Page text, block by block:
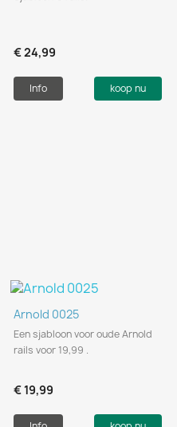
€ 24,99
Info koop nu
Arnold 0025
Een sjabloon voor oude Arnold
rails voor 19,99 .
€ 19,99